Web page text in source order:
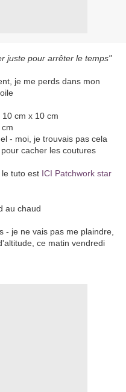
juste pour arrêter le temps"
je me perds dans mon
cm x 10 cm
- moi, je trouvais pas cela
cacher les coutures
tuto est ICI Patchwork star
au chaud
- je ne vais pas me plaindre,
ce matin vendredi